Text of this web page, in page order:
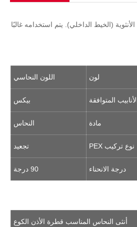
(الخيط الداخلي). يتم استخدامه غالبًا
لون اللون النحاسي
المتوافقة بيكس
مادة النحاس
نوع تركيب PEX تجعيد
درجة الانحناء 90 درجة
أنثى النحاس المناسب قطرة الأذن الكوع